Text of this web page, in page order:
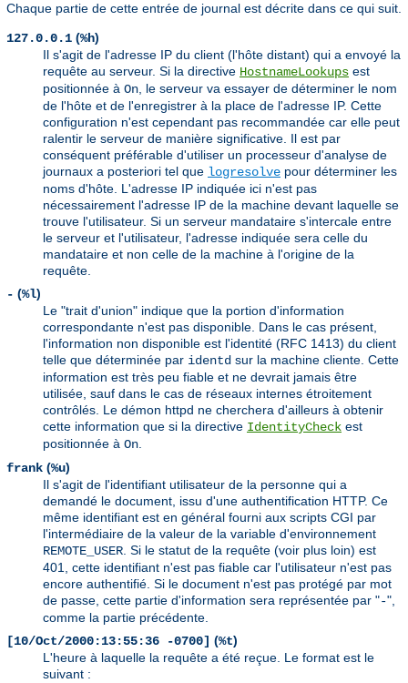
Chaque partie de cette entrée de journal est décrite dans ce qui suit.
127.0.0.1 (%h)
Il s'agit de l'adresse IP du client (l'hôte distant) qui a envoyé la
requête au serveur. Si la directive HostnameLookups est
positionnée à On , le serveur va essayer de déterminer le nom
de l'hôte et de l'enregistrer à la place de l'adresse IP. Cette
configuration n'est cependant pas recommandée car elle peut
ralentir le serveur de manière significative. Il est par
conséquent préférable d'utiliser un processeur d'analyse de
journaux a posteriori tel que logresolve pour déterminer les
noms d'hôte. L'adresse IP indiquée ici n'est pas
nécessairement l'adresse IP de la machine devant laquelle se
trouve l'utilisateur. Si un serveur mandataire s'intercale entre
le serveur et l'utilisateur, l'adresse indiquée sera celle du
mandataire et non celle de la machine à l'origine de la
requête.
- (%l)
Le "trait d'union" indique que la portion d'information
correspondante n'est pas disponible. Dans le cas présent,
l'information non disponible est l'identité (RFC 1413) du client
telle que déterminée par identd sur la machine cliente. Cette
information est très peu fiable et ne devrait jamais être
utilisée, sauf dans le cas de réseaux internes étroitement
contrôlés. Le démon httpd ne cherchera d'ailleurs à obtenir
cette information que si la directive IdentityCheck est
positionnée à On
frank (%u)
Il s'agit de l'identifiant utilisateur de la personne qui a
demandé le document, issu d'une authentification HTTP. Ce
même identifiant est en général fourni aux scripts CGI par
l'intermédiaire de la valeur de la variable d'environnement
REMOTE_USER . Si le statut de la requête (voir plus loin) est
401, cette identifiant n'est pas fiable car l'utilisateur n'est pas
encore authentifié. Si le document n'est pas protégé par mot
de passe, cette partie d'information sera représentée par "-",
comme la partie précédente.
[10/Oct/2000:13:55:36 -0700] (%t)
L'heure à laquelle la requête a été reçue. Le format est le
suivant :